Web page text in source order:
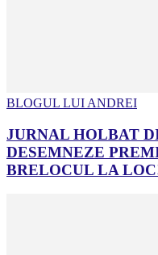
BLOGUL LUI ANDREI
JURNAL HOLBAT
DESEMNEZE
BRELOCUL LA